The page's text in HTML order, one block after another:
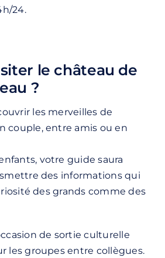
24.
le château de
?
les merveilles de
couple, entre amis ou en
votre guide saura
des informations qui
des grands comme des
de sortie culturelle
les groupes entre collègues.